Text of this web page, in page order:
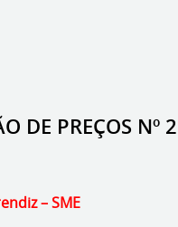
DE PREÇOS
– SME